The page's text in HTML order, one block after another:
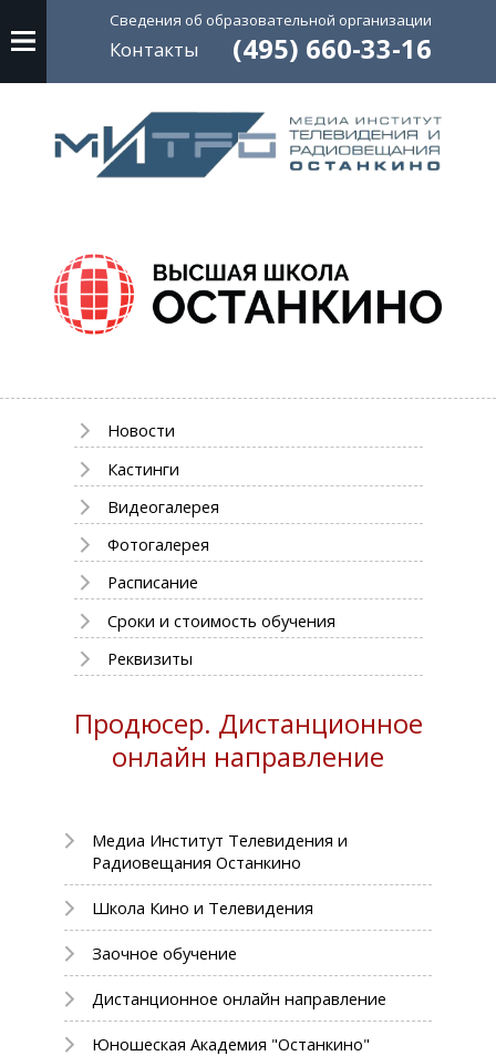
Сведения об образовательной организации
Контакты (495) 660-33-16
Новости
Кастинги
Видеогалерея
Фотогалерея
Расписание
Сроки и стоимость обучения
Реквизиты
Продюсер. Дистанционное
онлайн направление
Медиа Институт Телевидения и
Радиовещания Останкино
Школа Кино и Телевидения
Заочное обучение
Дистанционное онлайн направление
Юношеская Академия "Останкино"